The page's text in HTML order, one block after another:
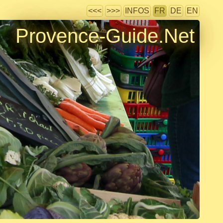
<<< >>> INFOS FR DE EN
Provence-Guide.Net